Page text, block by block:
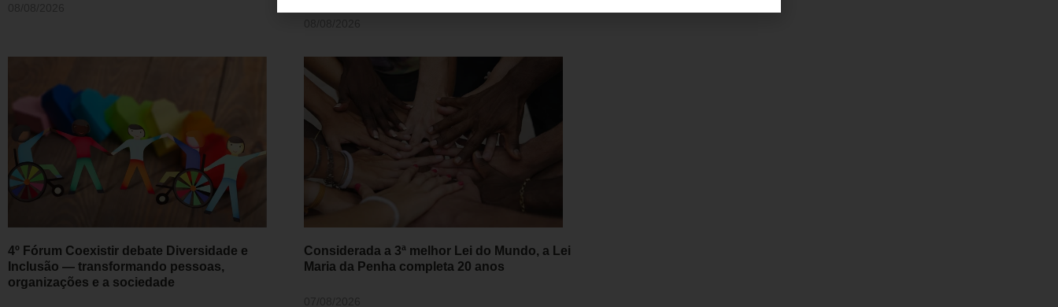
4º Fórum Coexistir debate Diversidade e
Inclusão — transformando pessoas,
organizações e a sociedade
Considerada a 3ª melhor Lei do Mundo, a Lei
Maria da Penha completa 20 anos